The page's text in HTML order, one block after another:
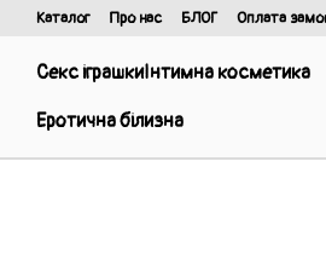
Перейти до основного контенту
Каталог Про нас БЛОГ Оплата
Секс іграшкиІнтимна косметика
Еротична білизна